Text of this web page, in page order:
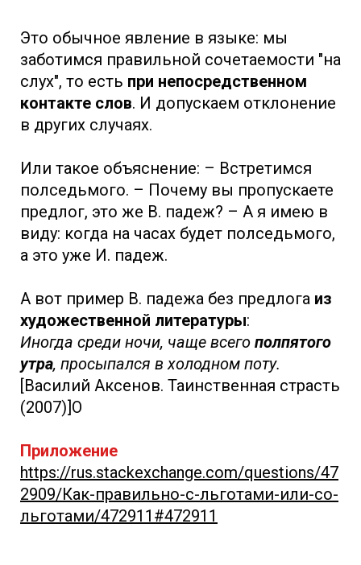
Это обычное явление в языке: мы
заботимся правильной сочетаемости "на
слух", то есть при непосредственном
контакте слов. И допускаем отклонение
в других случаях.
Или такое объяснение: – Встретимся
полседьмого. – Почему вы пропускаете
предлог, это же В. падеж? – А я имею в
виду: когда на часах будет полседьмого,
а это уже И. падеж.
А вот пример В. падежа без предлога из
художественной литературы:
Иногда среди ночи, чаще всего полпятого
утра, просыпался в холодном поту.
[Василий Аксенов. Таинственная страсть
(2007)]О
Приложение
https://rus.stackexchange.com/questions/47
2909/Как-правильно-с-льготами-или-со-
льготами/472911#472911